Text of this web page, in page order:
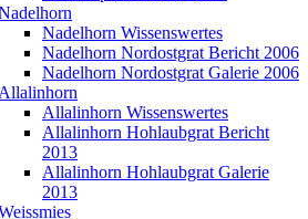
Nadelhorn Wissenswertes
Nadelhorn Nordostgrat Bericht 2006
Nadelhorn Nordostgrat Galerie 2006
Allalinhorn
Allalinhorn Wissenswertes
Allalinhorn Hohlaubgrat Bericht
2013
Allalinhorn Hohlaubgrat Galerie
2013